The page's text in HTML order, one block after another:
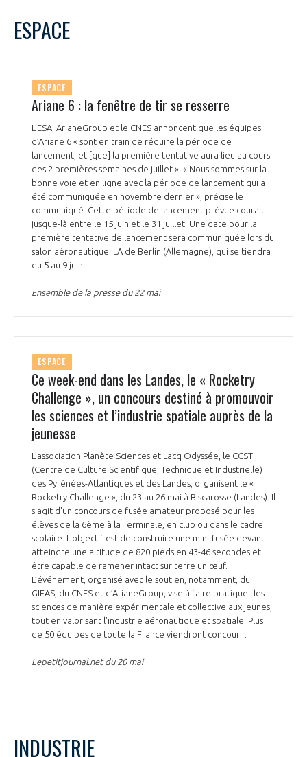
PRÉSENTATION
NOTRE VISION
NOS MISSIONS
NOTRE HISTOIRE
ORGANISATION
LE CONSEIL DU GIFAS
L’ÉQUIPE DU GIFAS
NOS RÉSEAUX À L'INTERNATIONAL
FONCTIONNEMENT
GEADS
COMITÉ AERO PME
COMMISSIONS ET COMITÉS
ACCOMPAGNEMENT DE NOS ADHÉRENTS
LES PROGRAMMES DU GIFAS
LA MÉDIATION
LA MÉDIATION DANS LA FILIÈRE AÉRONAUTIQUE ET SPATIALE
MÉDIATION ET CHARTE D’ENGAGEMENT SUR LES RELATIONS ENTRE
CLIENTS ET FOURNISSEURS
LA MÉDIATION AU-DELÀ DE LA FILIÈRE AÉRONAUTIQUE ET SPATIALE
PRENDRE CONTACT AVEC LE MÉDIATEUR DE LA FILIÈRE
LE SALON DU BOURGET
CHIFFRES CLÉS
LES ENJEUX
COMPÉTITIVITÉ
EMPLOI & FORMATION
ENVIRONNEMENT
INNOVATION
INTERNATIONALISATION
LES PUBLICATIONS
DOCUMENTS & BROCHURES
RAPPORTS D'ACTIVITÉS
1 2 3 4
5
13
14
27
28 29 30 31
ESPACE
ESPACE
Ariane 6 : la fenêtre de tir se resserre
L’ESA, ArianeGroup et le CNES annoncent que les équipes
d’Ariane 6 « sont en train de réduire la période de
lancement, et [que] la première tentative aura lieu au cours
des 2 premières semaines de juillet ». « Nous sommes sur la
bonne voie et en ligne avec la période de lancement qui a
été communiquée en novembre dernier », précise le
communiqué. Cette période de lancement prévue courait
jusque-là entre le 15 juin et le 31 juillet. Une date pour la
première tentative de lancement sera communiquée lors du
salon aéronautique ILA de Berlin (Allemagne), qui se tiendra
du 5 au 9 juin.
Ensemble de la presse du 22 mai
ESPACE
Ce week-end dans les Landes, le « Rocketry
Challenge », un concours destiné à promouvoir
les sciences et l’industrie spatiale auprès de la
jeunesse
L’association Planète Sciences et Lacq Odyssée, le CCSTI
(Centre de Culture Scientifique, Technique et Industrielle)
des Pyrénées-Atlantiques et des Landes, organisent le «
Rocketry Challenge », du 23 au 26 mai à Biscarosse (Landes). Il
s'agit d'un concours de fusée amateur proposé pour les
élèves de la 6ème à la Terminale, en club ou dans le cadre
scolaire. L'objectif est de construire une mini-fusée devant
atteindre une altitude de 820 pieds en 43-46 secondes et
être capable de ramener intact sur terre un œuf.
L’événement, organisé avec le soutien, notamment, du
GIFAS, du CNES et d’ArianeGroup, vise à faire pratiquer les
sciences de manière expérimentale et collective aux jeunes,
tout en valorisant l'industrie aéronautique et spatiale. Plus
de 50 équipes de toute la France viendront concourir.
Lepetitjournal.net du 20 mai
INDUSTRIE
Rejoignez une filière d’excellence et développez
Découvrez les avantages d'adhérer au GIFAS.
Rencontres, salons, données sectorielles,